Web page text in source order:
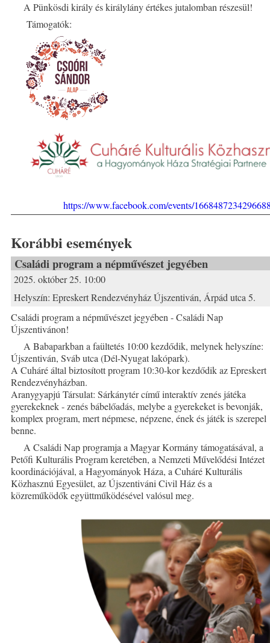
A Pünkösdi király és királylány értékes jutalomban részesül!
Támogatók:
https://www.facebook.com/events/
Korábbi események
Családi program a népművészet jegyében
2025. október 25. 10:00
Helyszín: Epreskert Rendezvényház Újszentiván, Árpád utca 5.
Családi program a népművészet jegyében - Családi Nap
Újszentivánon!
A Babaparkban a faültetés 10:00 kezdődik, melynek helyszíne:
Újszentiván, Sváb utca (Dél-Nyugat lakópark).
A Cuháré által biztosított program 10:30-kor kezdődik az Epreskert
Rendezvényházban.
Aranygyapjú Társulat: Sárkánytér című interaktív zenés játéka
gyerekeknek - zenés bábelőadás, melybe a gyerekeket is bevonják,
komplex program, mert népmese, népzene, ének és játék is szerepel
benne.
A Családi Nap programja a Magyar Kormány támogatásával, a
Petőfi Kulturális Program keretében, a Nemzeti Művelődési Intézet
koordinációjával, a Hagyományok Háza, a Cuháré Kulturális
Közhasznú Egyesület, az Újszentiváni Civil Ház és a
közreműködők együttműködésével valósul meg.